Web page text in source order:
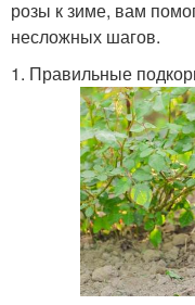
розы к зиме, вам
несложных шагов.
1. Правильные